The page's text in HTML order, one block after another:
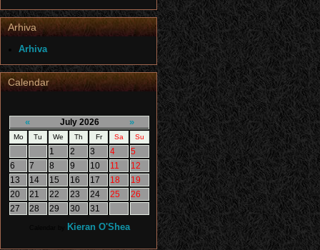
Arhiva
Arhiva
Calendar
« July 2026 »
Mo Tu We Th Fr Sa Su
1 2 3 4
5
6
7 8 9 10 11
12
13
14 15 16 17 18
19
20
21 22 23 24 25
26
27
28 29 30 31
Kieran O'Shea